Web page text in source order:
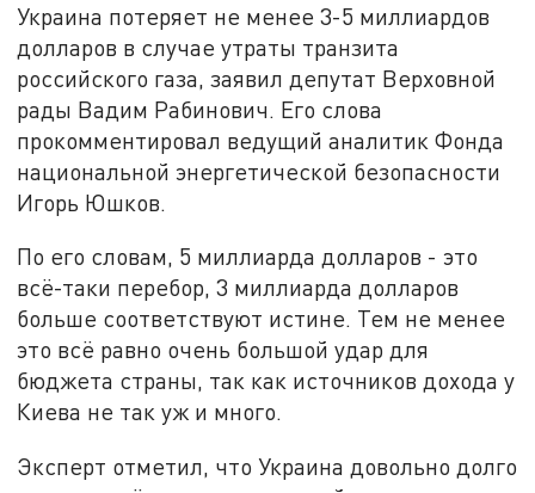
Украина потеряет не менее 3-5 миллиардов
долларов в случае утраты транзита
российского газа, заявил депутат Верховной
рады Вадим Рабинович. Его слова
прокомментировал ведущий аналитик Фонда
национальной энергетической безопасности
Игорь Юшков.
По его словам, 5 миллиарда долларов - это
всё-таки перебор, 3 миллиарда долларов
больше соответствуют истине. Тем не менее
это всё равно очень большой удар для
бюджета страны, так как источников дохода у
Киева не так уж и много.
Эксперт отметил, что Украина довольно долго